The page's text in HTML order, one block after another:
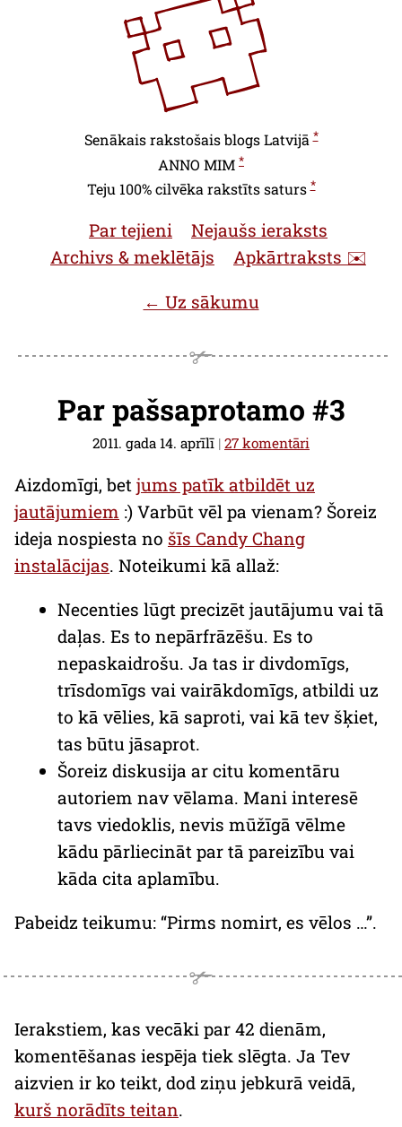
Senākais rakstošais blogs Latvijā*
ANNO MIM *
Teju 100% cilvēka rakstīts saturs*
Par tejieni
Nejaušs ieraksts
Archivs & meklētājs
Apkārtraksts ✉️
← Uz sākumu
Par pašsaprotamo #3
2011. gada 14. aprīlī | 27 komentāri
Aizdomīgi, bet jums patīk atbildēt uz
jautājumiem :) Varbūt vēl pa vienam? Šoreiz
ideja nospiesta no šīs Candy Chang
instalācijas. Noteikumi kā allaž:
Necenties lūgt precizēt jautājumu vai tā
daļas. Es to nepārfrāzēšu. Es to
nepaskaidrošu. Ja tas ir divdomīgs,
trīsdomīgs vai vairākdomīgs, atbildi uz
to kā vēlies, kā saproti, vai kā tev šķiet,
tas būtu jāsaprot.
Šoreiz diskusija ar citu komentāru
autoriem nav vēlama. Mani interesē
tavs viedoklis, nevis mūžīgā vēlme
kādu pārliecināt par tā pareizību vai
kāda cita aplamību.
Pabeidz teikumu: “Pirms nomirt, es vēlos …”.
Ierakstiem, kas vecāki par 42 dienām,
komentēšanas iespēja tiek slēgta. Ja Tev
aizvien ir ko teikt, dod ziņu jebkurā veidā,
kurš norādīts teitan.